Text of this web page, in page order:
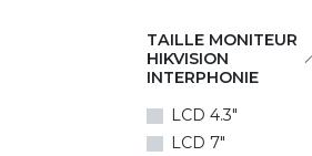
TAILLE MONITEUR
HIKVISION
INTERPHONIE
LCD 4.3"
LCD 7"